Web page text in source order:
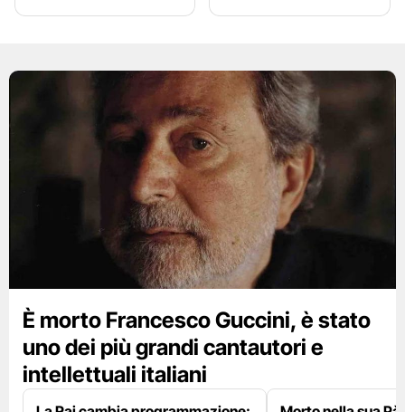
È morto Francesco Guccini, è stato
uno dei più grandi cantautori e
intellettuali italiani